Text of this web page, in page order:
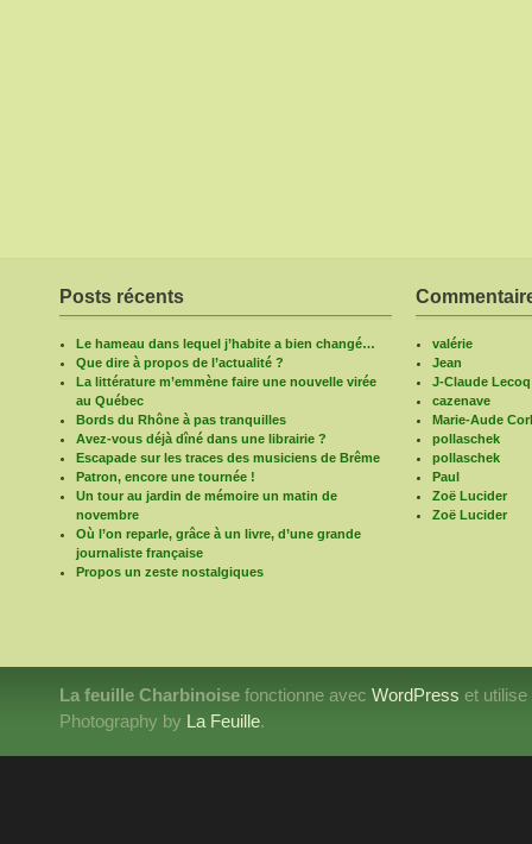
Posts récents
Le hameau dans lequel j’habite a bien changé…
Que dire à propos de l’actualité ?
La littérature m’emmène faire une nouvelle virée
au Québec
Bords du Rhône à pas tranquilles
Avez-vous déjà dîné dans une librairie ?
Escapade sur les traces des musiciens de Brême
Patron, encore une tournée !
Un tour au jardin de mémoire un matin de
novembre
Où l’on reparle, grâce à un livre, d’une grande
journaliste française
Propos un zeste nostalgiques
valérie
Jean
J-Claude Lecoq
cazenave
Marie-Aude
pollaschek
pollaschek
Paul
Zoë Lucider
Zoë Lucider
La feuille Charbinoise fonctionne avec WordPress et
Photography by La Feuille.